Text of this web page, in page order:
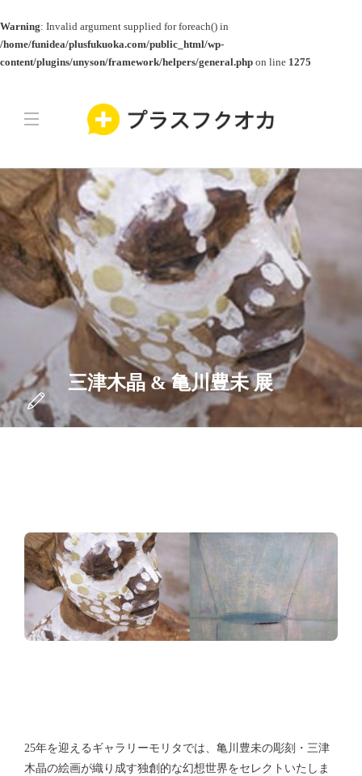
Warning: Invalid argument supplied for foreach() in
/home/funidea/plusfukuoka.com/public_html/wp-
content/plugins/unyson/framework/helpers/general.php on line 1275
三津木晶 & 亀川豊未 展
25年を迎えるギャラリーモリタでは、亀川豊未の彫刻・三津
木晶の絵画が織り成す独創的な幻想世界をセレクトいたしま